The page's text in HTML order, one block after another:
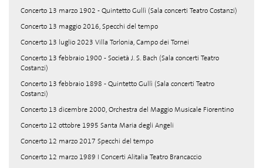
Concerto 13 marzo 1902 - Quintetto Gullì (Sala concerti Teatro Costanzi)
Concerto 13 maggio 2016, Specchi del tempo
Concerto 13 luglio 2023 Villa Torlonia, Campo dei Tornei
Concerto 13 febbraio 1900 - Società J. S. Bach (Sala concerti Teatro
Costanzi)
Concerto 13 febbraio 1898 - Quintetto Gullì (Sala concerti Teatro
Costanzi)
Concerto 13 dicembre 2000, Orchestra del Maggio Musicale Fiorentino
Concerto 12 ottobre 1995 Santa Maria degli Angeli
Concerto 12 marzo 2017 Specchi del tempo
Concerto 12 marzo 1989 I Concerti Alitalia Teatro Brancaccio